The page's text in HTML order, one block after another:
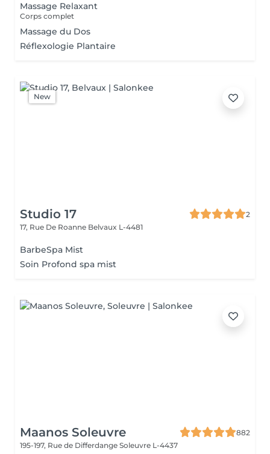
Massage Relaxant
Corps complet
Massage du Dos
Réflexologie Plantaire
New
Studio 17
2
17, Rue De Roanne Belvaux L-4481
BarbeSpa Mist
Soin Profond spa mist
Maanos Soleuvre
882
195-197, Rue de Differdange Soleuvre L-4437